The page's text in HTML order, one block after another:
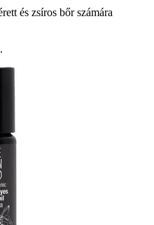
és zsíros bőr számára